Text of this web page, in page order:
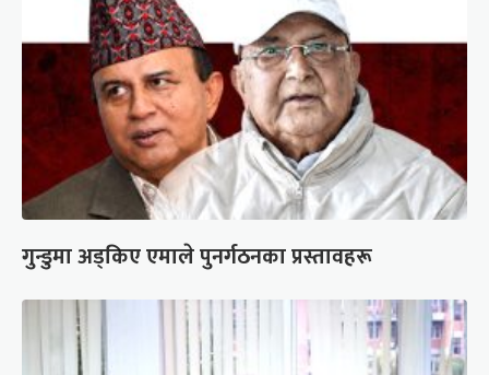
गुन्डुमा अड्किए एमाले पुनर्गठनका प्रस्तावहरू